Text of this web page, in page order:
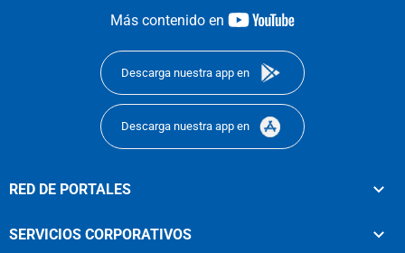
Más contenido en
youtube-
Descarga nuestra app en
Descarga nuestra app en
RED DE PORTALES
SERVICIOS CORPORATIVOS